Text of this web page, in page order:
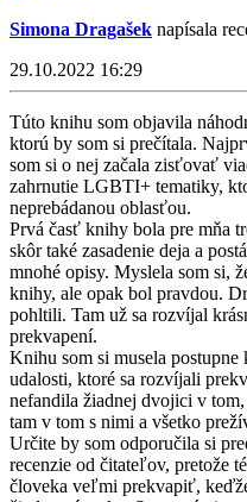
Simona Dragašek napísala
29.10.2022 16:29
Túto knihu som objavila
ktorú by som si prečítala.
som si o nej začala zisťovať
zahrnutie LGBTI+ tematiky,
neprebádanou oblasťou.
Prvá časť knihy bola pre mňa
skôr také zasadenie deja a
mnohé opisy. Myslela som si,
knihy, ale opak bol pravdou.
pohltili. Tam už sa rozvíjal
prekvapení.
Knihu som si musela
udalosti, ktoré sa rozvíjali
nefandila žiadnej dvojici v
tam v tom s nimi a všetko
Určite by som odporučila si
recenzie od čitateľov, pretože
človeka veľmi prekvapiť,